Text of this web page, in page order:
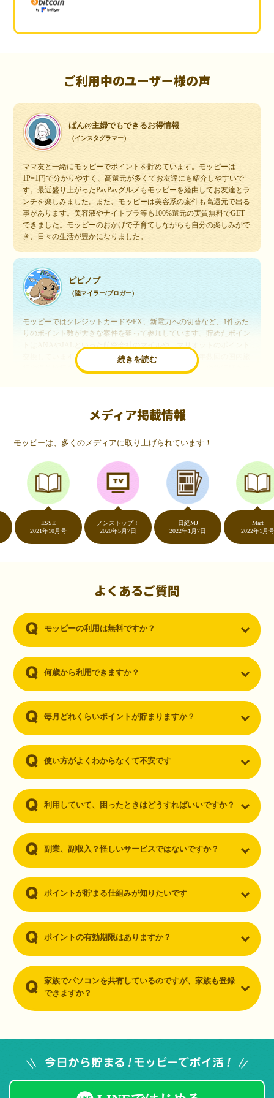
ご利用中のユーザー様の声
ぱん@主婦でもできるお得情報
（インスタグラマー）
ママ友と一緒にモッピーでポイントを貯めています。モッピーは
1P=1円で分かりやすく、高還元が多くてお友達にも紹介しやすいで
す。最近盛り上がったPayPayグルメもモッピーを経由してお友達とラ
ンチを楽しみました。また、モッピーは美容系の案件も高還元で出る
事があります。美容液やナイトブラ等も100%還元の実質無料でGET
できました。モッピーのおかげで子育てしながらも自分の楽しみがで
き、日々の生活が豊かになりました。
続きを読む
ピピノブ
（陸マイラー/ブロガー）
モッピーではクレジットカードやFX、新電力への切替など、1件あた
りのポイント数が大きな案件を狙って参加しています。貯めたポイン
交換しています。このようにすることで、ほぼ無料で年数回の国内旅
行や海外旅行を実現しています。モッピーは陸マイラーや旅行好きに
いつものネットショッピングが、モッピーでお得
（20代・女性）
友達に勧められてモッピーをはじめました。空いた時間にスマホで買
い物をすることが多いのですが、モッピーを経由するだけでショップ
のポイントとモッピーのポイントが二重で貯まることを知り、ビック
リ…！いつものネットショッピングをモッピーを経由するだけでポイ
ントが貯まるなんて…もっと早く教えてほしかった～！貯まったポイ
ントはギフト券に交換して、プチ贅沢を楽しんでます♪
（30代・男性）
ーを知りました。クレジットカードを発行するだけでポイントが貯ま
るならと無料登録して、クレジットカードの発行やアプリダウンロー
メディア掲載情報
モッピーは、多くのメディアに取り上げられています！
2021年10月号
ノンストップ！
2020年5月7日
日経MJ
2022年1月7日
2022年1月号
よくあるご質問
モッピーの利用は無料ですか？
何歳から利用できますか？
毎月どれくらいポイントが貯まりますか？
使い方がよくわからなくて不安です
利用していて、困ったときはどうすればいいですか？
副業、副収入？怪しいサービスではないですか？
ポイントが貯まる仕組みが知りたいです
ポイントの有効期限はありますか？
家族でパソコンを共有しているのですが、家族も登録
できますか？